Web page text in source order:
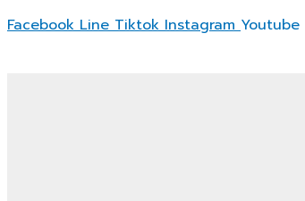
Facebook Line Tiktok Instagram Youtube